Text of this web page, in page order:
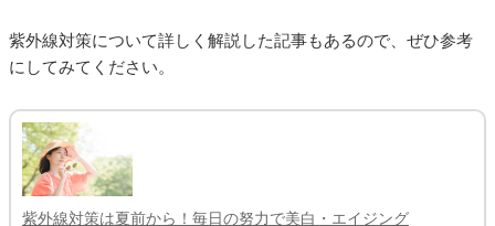
紫外線対策について詳しく解説した記事もあるので、ぜひ参考
にしてみてください。
紫外線対策は夏前から！毎日の努力で美白・エイジング